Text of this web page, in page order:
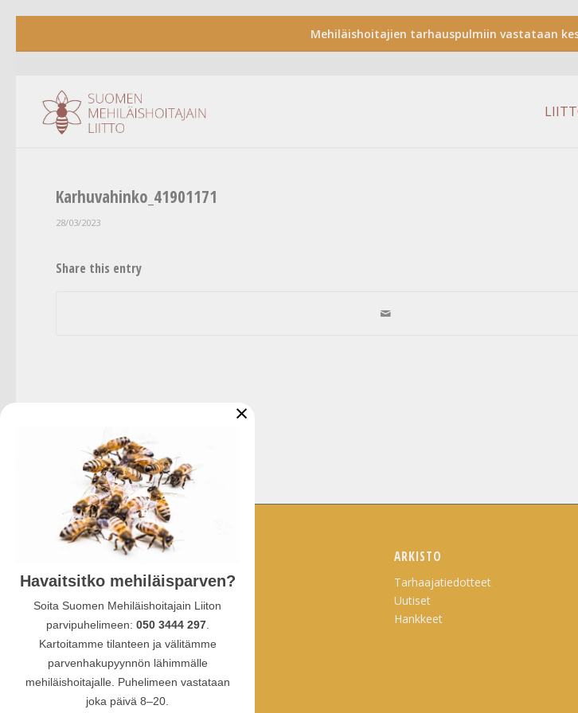
Mehiläishoitajien tarhauspulmiin vastataan
Karhuvahinko_41901171
28/03/2023
Share this entry
YHTEYSTIEDOT
Ullanlinnankatu 1 A 3
00130 Helsinki
puhelin:
010 387 4770
sähköposti: sml(at)hunaja.net
Tietosuojaselosteet
ARKISTO
Tarhaajatiedotteet
Uutiset
Hankkeet
Havaitsitko mehiläisparven?
Soita Suomen Mehiläishoitajain Liiton
parvipuhelimeen: 050 3444 297.
Kartoitamme tilanteen ja välitämme
parvenhakupyynnön lähimmälle
mehiläishoitajalle. Puhelimeen vastataan
joka päivä 8–20.
×